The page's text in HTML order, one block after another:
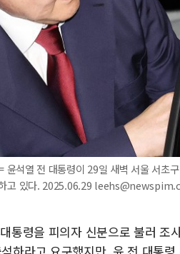
윤석열 전 대통령이 29일 새벽 서울 서초
하고 있다. 2025.06.29
통령을 피의자 신분으로 불러 조